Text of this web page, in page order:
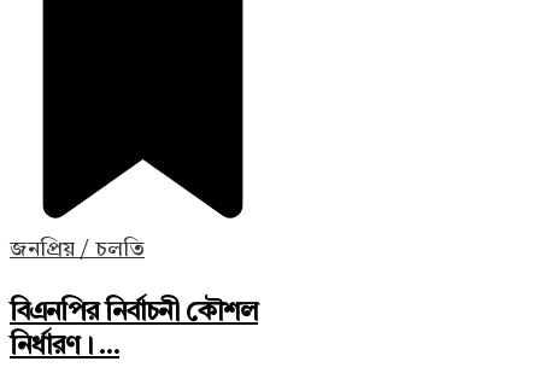
জনপ্রিয় / চলতি
বিএনপির নির্বাচনী কৌশল
নির্ধারণ। ...